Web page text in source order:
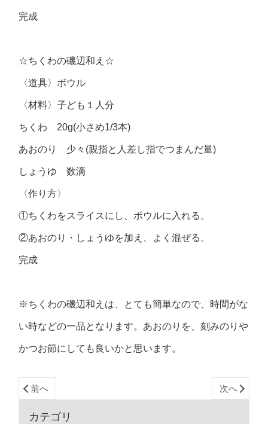
完成
☆ちくわの磯辺和え☆
〈道具〉ボウル
〈材料〉子ども１人分
ちくわ 20g(小さめ1/3本)
あおのり 少々(親指と人差し指でつまんだ量)
しょうゆ 数滴
〈作り方〉
①ちくわをスライスにし、ボウルに入れる。
②あおのり・しょうゆを加え、よく混ぜる。
完成
※ちくわの磯辺和えは、とても簡単なので、時間がな
い時などの一品となります。あおのりを、刻みのりや
かつお節にしても良いかと思います。
前へ 次へ
カテゴリ